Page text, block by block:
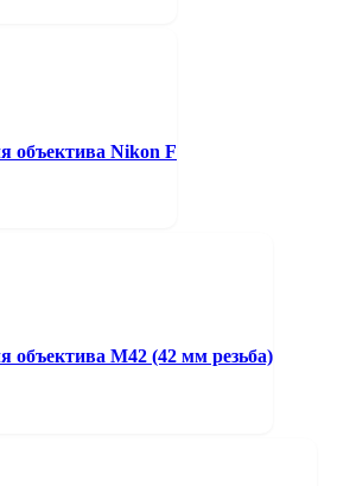
объектива Nikon F
объектива М42 (42 мм резьба)